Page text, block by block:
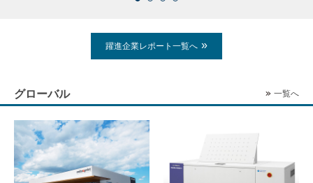
躍進企業レポート一覧へ
グローバル 一覧へ